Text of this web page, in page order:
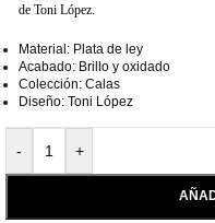
de Toni López.
Material: Plata de ley
Acabado: Brillo y oxidado
Colección: Calas
Diseño: Toni López
- +